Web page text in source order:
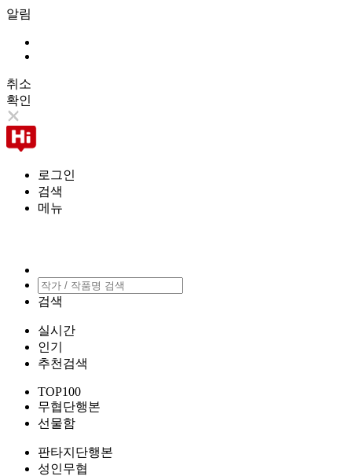
알림
취소
확인
로그인
검색
메뉴
검색
실시간
인기
추천검색
TOP100
무협단행본
선물함
판타지단행본
성인무협